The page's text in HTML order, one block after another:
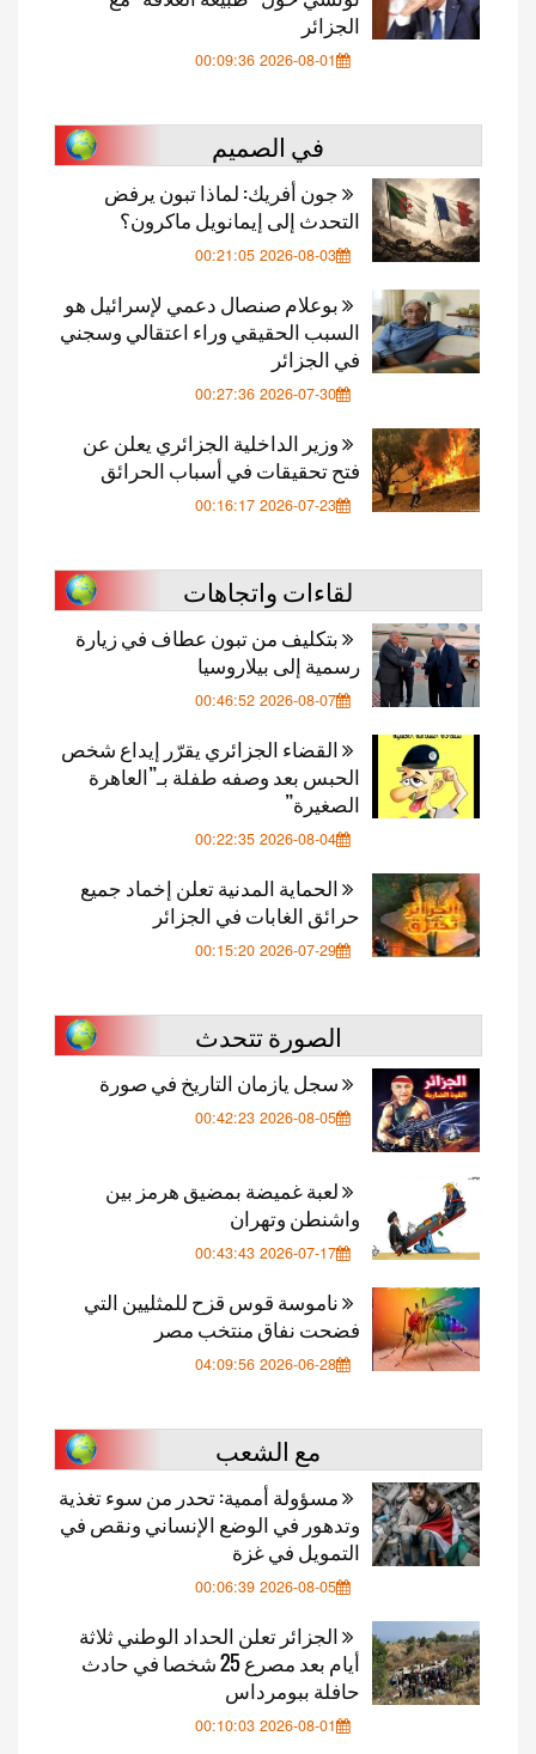
الجزائر
2026-08-01 00:09:36
في الصميم
جون أفريك: لماذا تبون يرفض
التحدث إلى إيمانويل ماكرون؟
2026-08-03 00:21:05
بوعلام صنصال دعمي لإسرائيل هو
السبب الحقيقي وراء اعتقالي وسجني
في الجزائر
2026-07-30 00:27:36
وزير الداخلية الجزائري يعلن عن
فتح تحقيقات في أسباب الحرائق
2026-07-23 00:16:17
لقاءات واتجاهات
بتكليف من تبون عطاف في زيارة
رسمية إلى بيلاروسيا
2026-08-07 00:46:52
القضاء الجزائري يقرّر إيداع شخص
الحبس بعد وصفه طفلة بـ”العاهرة
الصغيرة”
2026-08-04 00:22:35
الحماية المدنية تعلن إخماد جميع
حرائق الغابات في الجزائر
2026-07-29 00:15:20
الصورة تتحدث
سجل يازمان التاريخ في صورة
2026-08-05 00:42:23
لعبة غميضة بمضيق هرمز بين
واشنطن وتهران
2026-07-17 00:43:43
ناموسة قوس قزح للمثليين التي
فضحت نفاق منتخب مصر
2026-06-28 04:09:56
مع الشعب
مسؤولة أممية: تحدر من سوء تغذية
وتدهور في الوضع الإنساني ونقص في
التمويل في غزة
2026-08-05 00:06:39
الجزائر تعلن الحداد الوطني ثلاثة
أيام بعد مصرع 25 شخصا في حادث
حافلة ببومرداس
2026-08-01 00:10:03